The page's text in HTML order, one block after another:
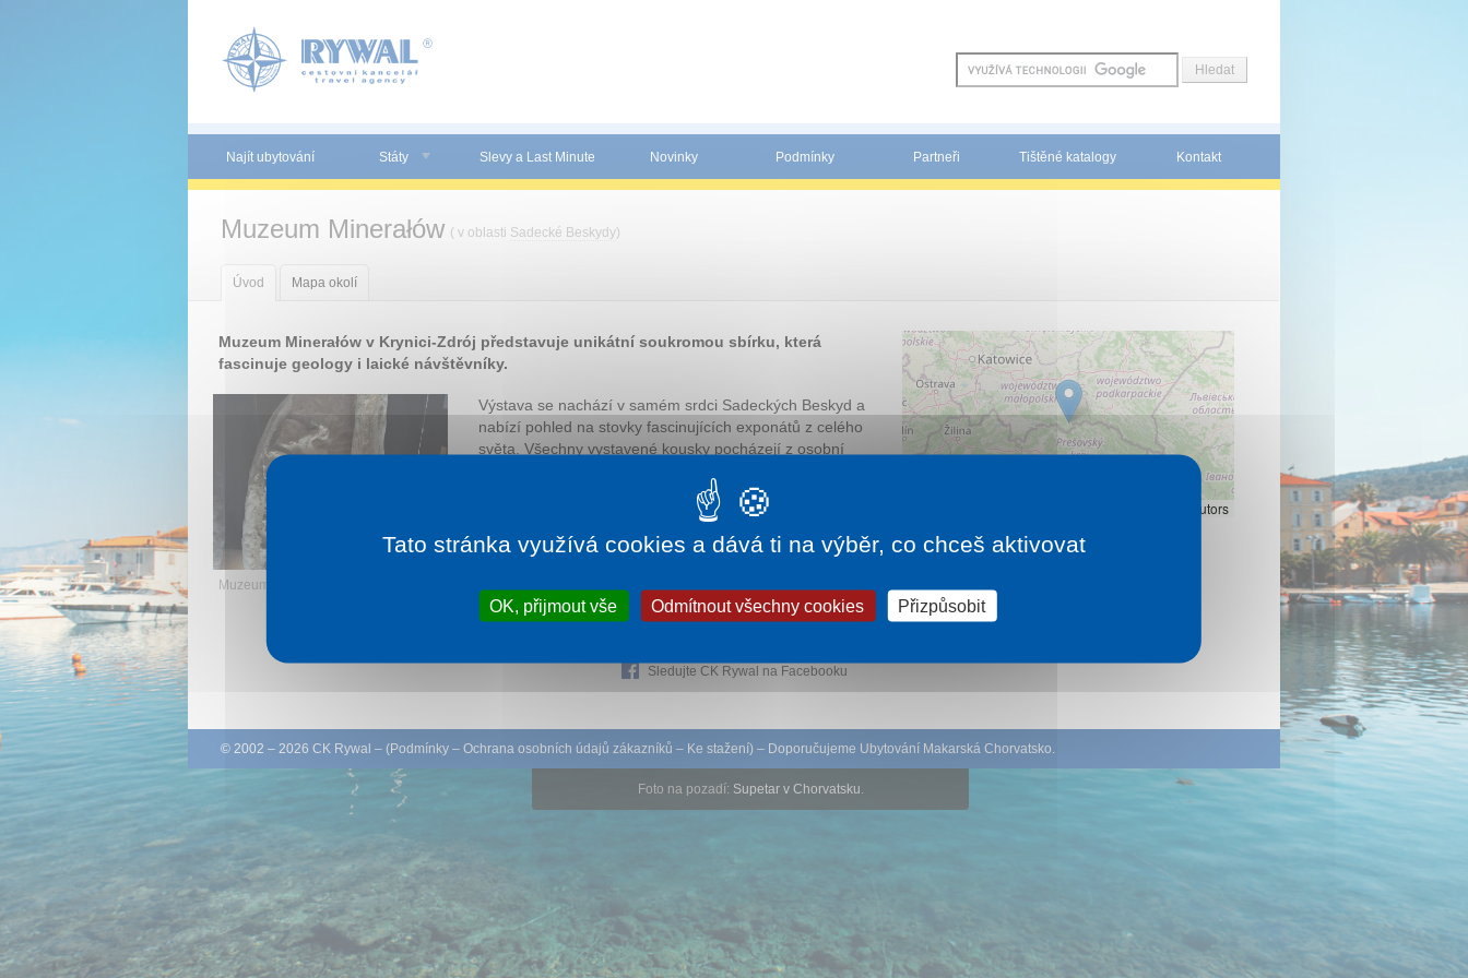
Najít ubytování Státy Slevy a Last Minute Novinky Podmínky Partneři Tištěné katalogy Kontakt
Muzeum Minerałów ( v oblasti Sadecké Beskydy)
Úvod Mapa okolí
Muzeum Minerałów v Krynici-Zdrój představuje unikátní soukromou sbírku, která
fascinuje geology i laické návštěvníky.
Muzeum Minerałów
Výstava se nachází v samém srdci Sadeckých Beskyd a
nabízí pohled na stovky fascinujících exponátů z celého
světa. Všechny vystavené kousky pocházejí z osobní
let. Místo slouží nejen jako turistická atrakce, ale také
jako vzdělávací prostor pro školy a rodiny s dětmi.
contributors
Sledujte CK Rywal na Facebooku
© 2002 – 2026 CK Rywal – (Podmínky – Ochrana osobních údajů zákazníků – Ke stažení) – Doporučujeme Ubytování Makarská Chorvatsko.
Foto na pozadí: Supetar v Chorvatsku.
Tato stránka využívá cookies a dává ti na výběr, co chceš aktivovat
OK, přijmout vše Odmítnout všechny cookies Přizpůsobit